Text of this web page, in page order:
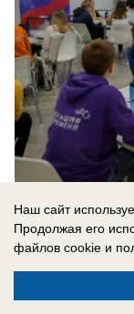
07.08.2026
Бывшего
Наш сайт
Продолжая его
файлов cookie и